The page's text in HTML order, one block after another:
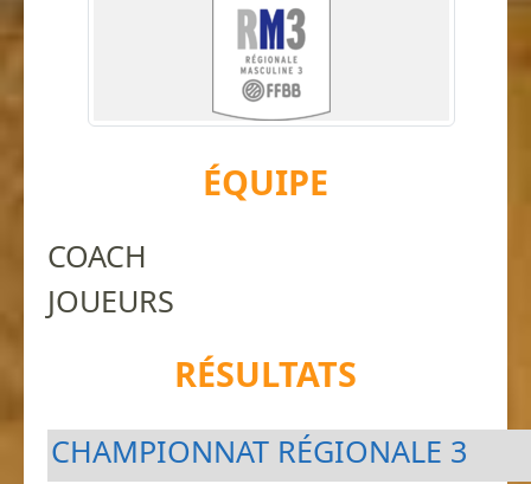
ÉQUIPE
COACH
JOUEURS
RÉSULTATS
CHAMPIONNAT RÉGIONALE 3